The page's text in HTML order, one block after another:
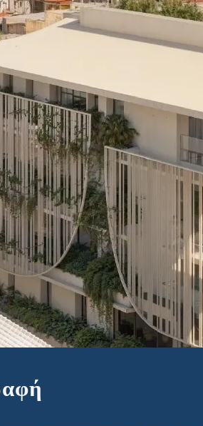
Ρετιρέ
Βεράντες